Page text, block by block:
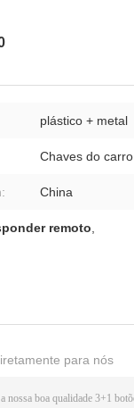
plástico + metal
Chaves do carro
China
remoto,
para nós